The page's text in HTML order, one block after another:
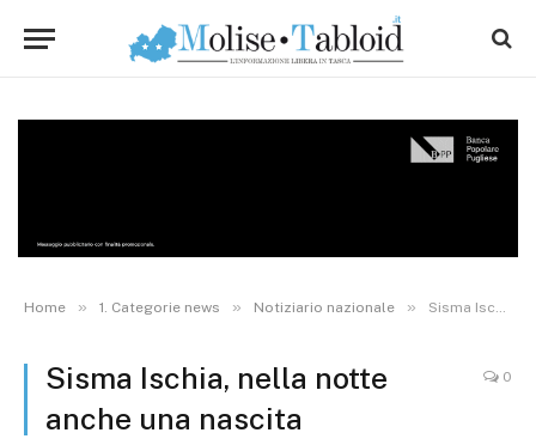
Home » 1. Categorie news » Notiziario nazionale » Sisma Ischia, nella notte anche una nascita
Sisma Ischia, nella notte
anche una nascita
0